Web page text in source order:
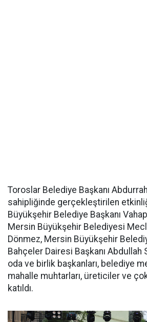
Toroslar Belediye Başkanı
sahipliğinde gerçekleştirilen
Büyükşehir Belediye Başkanı
Mersin Büyükşehir Belediyesi
Dönmez, Mersin Büyükşehir
Bahçeler Dairesi Başkanı Abdullah
oda ve birlik başkanları, belediye
mahalle muhtarları, üreticiler ve
katıldı.